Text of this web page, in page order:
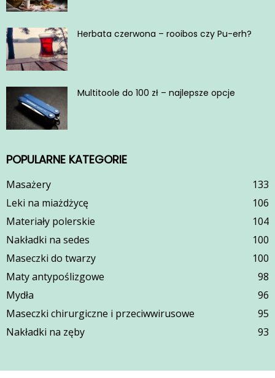
Herbata czerwona – rooibos czy Pu-erh?
Multitoole do 100 zł – najlepsze opcje
POPULARNE KATEGORIE
Masażery
133
Leki na miażdżycę
106
Materiały polerskie
104
Nakładki na sedes
100
Maseczki do twarzy
100
Maty antypoślizgowe
98
Mydła
96
Maseczki chirurgiczne i przeciwwirusowe
95
Nakładki na zęby
93